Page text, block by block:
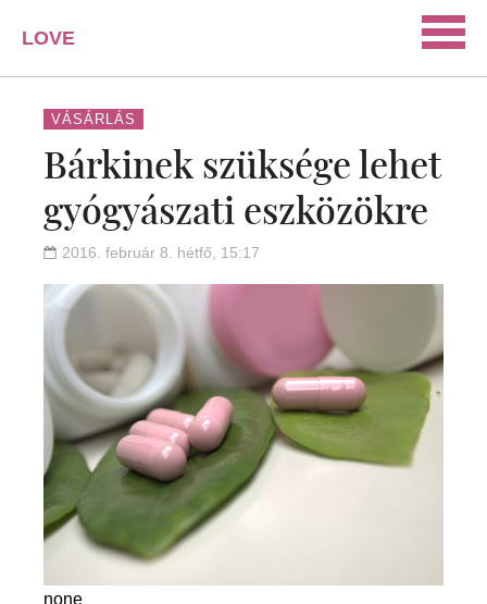
LOVE
PORTAL
SZERELEM
ISMERKEDÉS
PÁRKAPCSOLAT
HÁZASSÁG
KAPCSOLAT
VÁSÁRLÁS
Bárkinek szüksége lehet
gyógyászati eszközökre
2016. február 8. hétfő, 15:17
none